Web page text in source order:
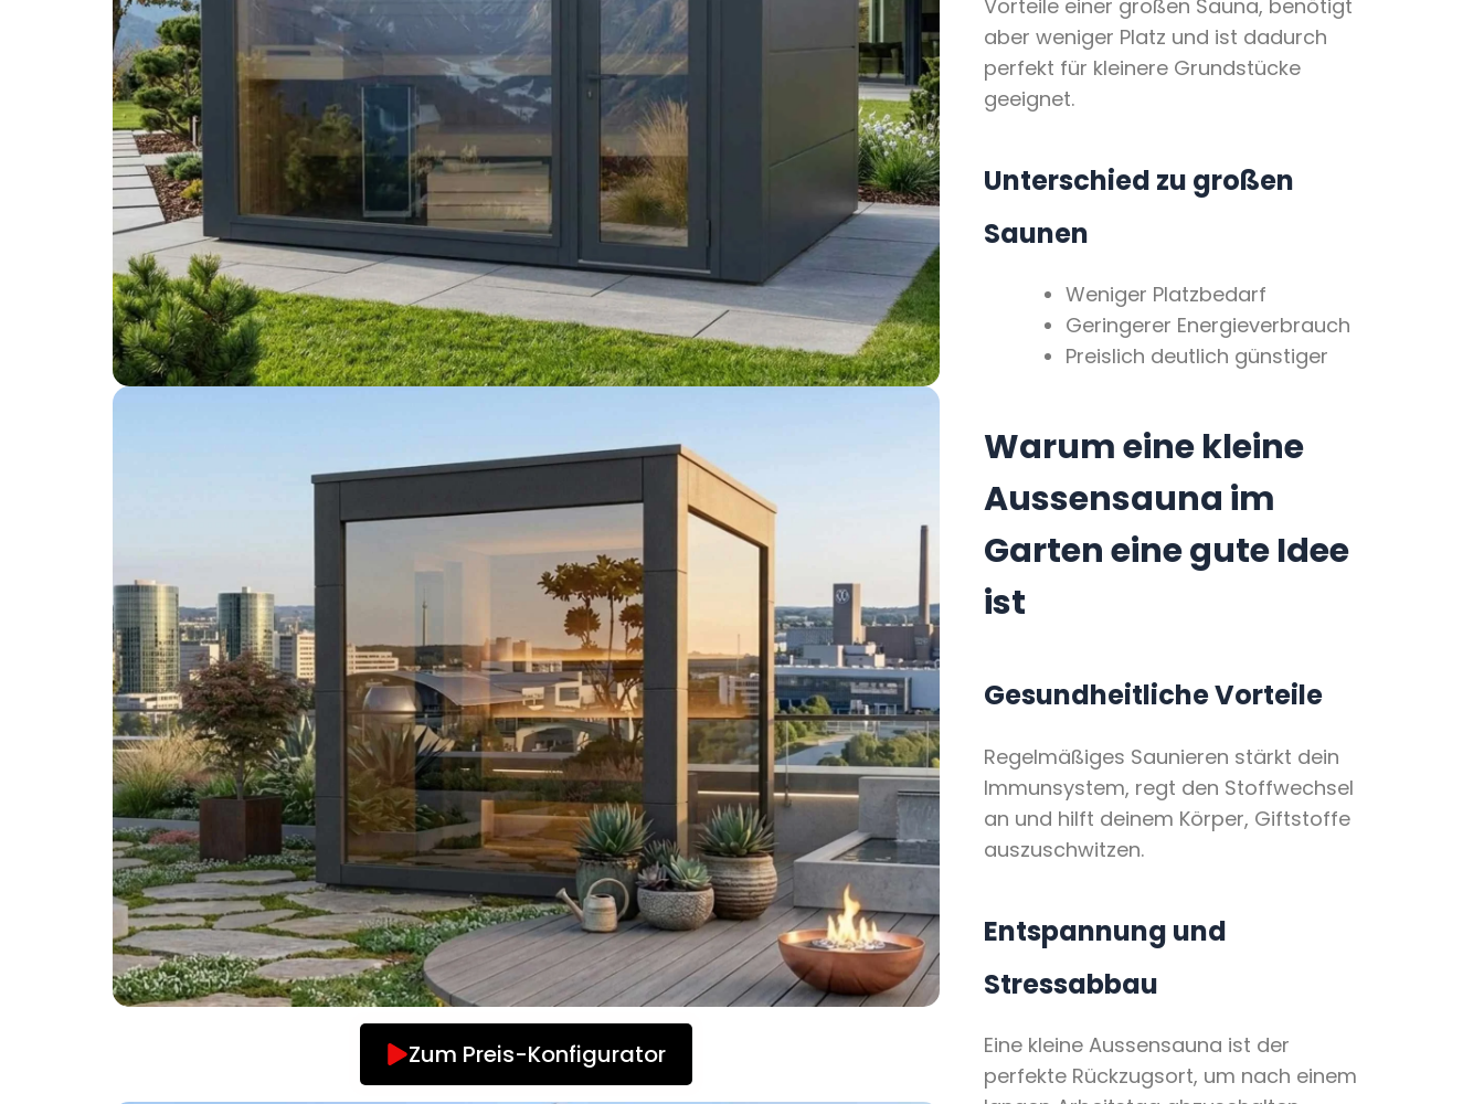
Zum Preis-Konfigurator
Vorteile einer großen Sauna, benötigt
aber weniger Platz und ist dadurch
perfekt für kleinere Grundstücke
geeignet.
Unterschied zu großen
Saunen
Weniger Platzbedarf
Geringerer Energieverbrauch
Preislich deutlich günstiger
Warum eine kleine
Aussensauna im
Garten eine gute Idee
ist
Gesundheitliche Vorteile
Regelmäßiges Saunieren stärkt dein
Immunsystem, regt den Stoffwechsel
an und hilft deinem Körper, Giftstoffe
auszuschwitzen.
Entspannung und
Stressabbau
Eine kleine Aussensauna ist der
perfekte Rückzugsort, um nach einem